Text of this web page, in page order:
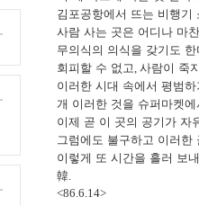
김포공항에서 뜨는 비행
사람 사는 곳은 어디나 마
무의식의 의식을 갖기도
회피할 수 없고, 사람이 죽
이러한 시대 속에서 평범
개 이러한 것을 슈퍼마켓
이제 곧 이 곳의 공기가 자
그럼에도 불구하고 이러
이렇게 또 시간을 흘러 보
韓.
<86.6.14>